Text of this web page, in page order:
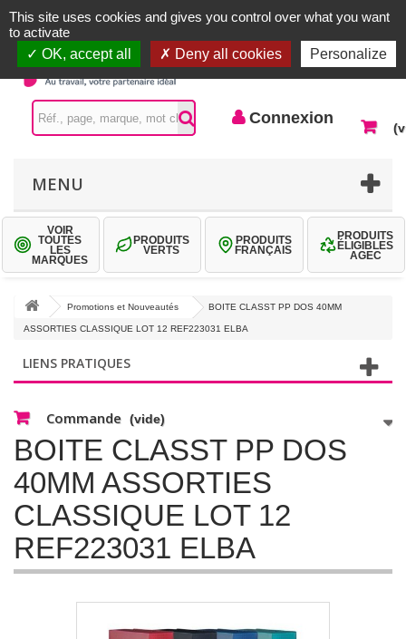
Contactez-nous
Connexion
MENU
VOIR
TOUTES
LES
MARQUES
PRODUITS
VERTS
PRODUITS
FRANÇAIS
PRODUITS
ÉLIGIBLES
AGEC
Promotions et Nouveautés BOITE CLASST PP DOS 40MM
ASSORTIES CLASSIQUE LOT 12 REF223031 ELBA
LIENS PRATIQUES
Commande (vide)
BOITE CLASST PP DOS
40MM ASSORTIES
CLASSIQUE LOT 12
REF223031 ELBA
This site uses cookies and gives you control over what you want
to activate
OK, accept all
Deny all cookies Personalize